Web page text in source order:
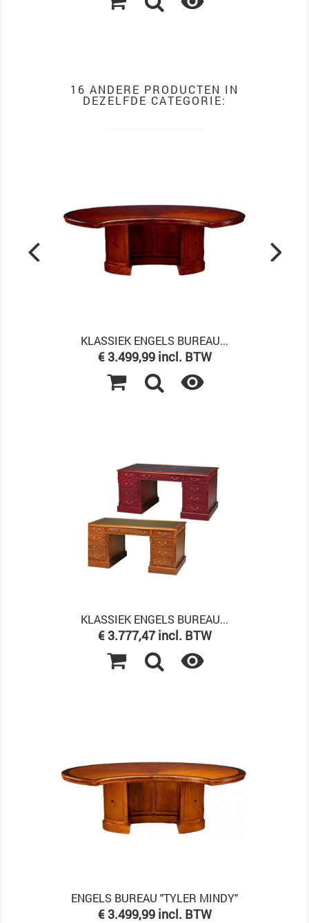
16 ANDERE PRODUCTEN IN
DEZELFDE CATEGORIE:
KLASSIEK ENGELS BUREAU...
Prijs
€ 3.499,99 incl. BTW

KLASSIEK ENGELS BUREAU...
Prijs
€ 3.777,47 incl. BTW

ENGELS BUREAU "TYLER MINDY"
Prijs
€ 3.499,99 incl. BTW